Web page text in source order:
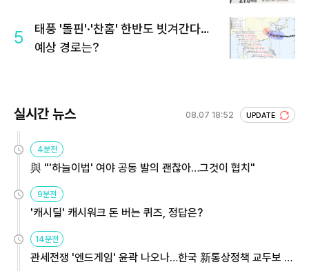
5
태풍 '돌핀'·'찬홈' 한반도 빗겨간다…
예상 경로는?
실시간 뉴스 08.07 18:52 UPDATE
4분전
與 "'하늘이법' 여야 공동 발의 괜찮아…그것이 협치"
9분전
'캐시딜' 캐시워크 돈 버는 퀴즈, 정답은?
14분전
관세전쟁 '엔드게임' 윤곽 나오나…한국 新통상정책 교두보 활